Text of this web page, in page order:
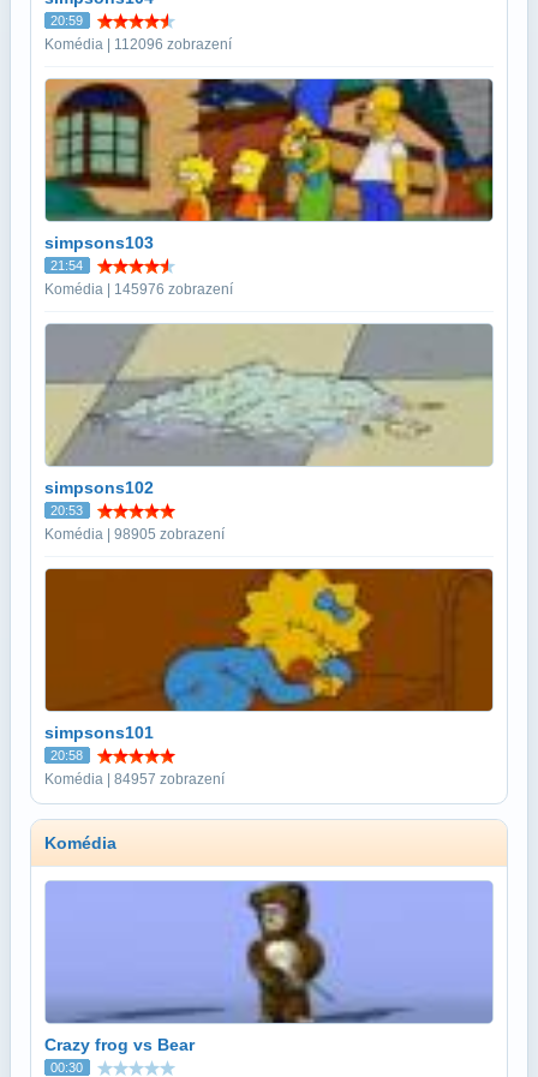
20:59
Komédia | 112096 zobrazení
simpsons103
21:54
Komédia | 145976 zobrazení
simpsons102
20:53
Komédia | 98905 zobrazení
simpsons101
20:58
Komédia | 84957 zobrazení
Komédia
Crazy frog vs Bear
00:30